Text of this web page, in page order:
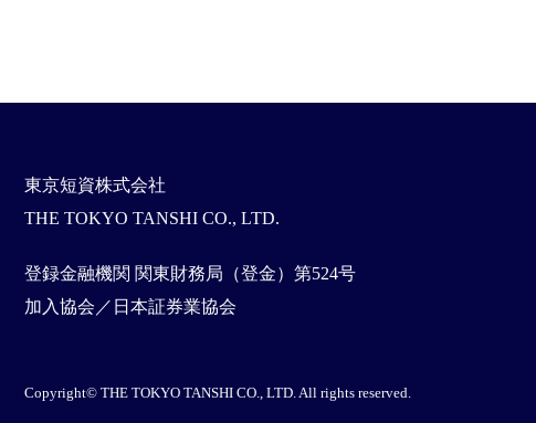
東京短資株式会社
THE TOKYO TANSHI CO., LTD.
登録金融機関 関東財務局（登金）第524号
加入協会／日本証券業協会
Copyright© THE TOKYO TANSHI CO., LTD. All rights reserved.